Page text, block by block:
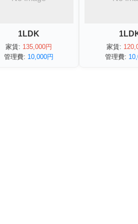
1LDK
家賃: 135,000円
管理費: 10,000円
家賃:
管理費: